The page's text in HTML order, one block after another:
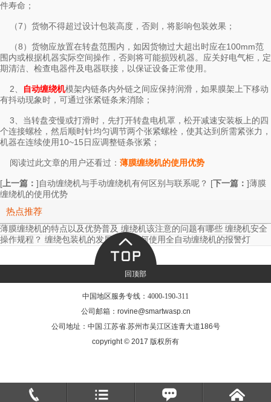
件寿命；
（7）货物不得超过设计包装高度，否则，将影响包装效果；
（8）货物应放置在转盘范围内，如因货物过大超出时应在100mm范
围内或根据机器实际空间操作，否则将可能损毁机器。应关好电气柜，定
期清洁、检查电器件及电器联接，以保证设备正常使用。
2、 自动缠绕机模架内链条内外链之间应保持润滑，如果膜架上下移动
有抖动现象时，可通过张紧链条来消除；
3、当转盘变慢或打滑时，先打开转盘电机罩，松开减速安装板上的四
个连接螺栓，然后顺时针均匀调节两个张紧螺栓，使其达到所需紧张力，
机器在连续使用10~15日应调整链条张紧；
阅读过此文章的用户还看过： 薄膜缠绕机的使用优势
[ 上一篇： ] 自动缠绕机与手动缠绕机有何区别与联系呢？ [下一篇： ]薄膜
缠绕机的使用优势
热点推荐
薄膜缠绕机的特点以及优势普及 缠绕机该注意的问题有哪些 缠绕机安全
操作规程？ 缠绕包装机的发展趋势 如何使用全自动缠绕机的报警灯
回顶部
中国地区服务专线： 4000-190-311
公司邮箱：rovine@smartwasp.cn
公司地址：中国.江苏省.苏州市吴江区连青大道186号
copyright © 2017 版权所有